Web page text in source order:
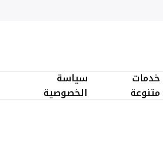
خدمات
متنوعة
سياسة
الخصوصية